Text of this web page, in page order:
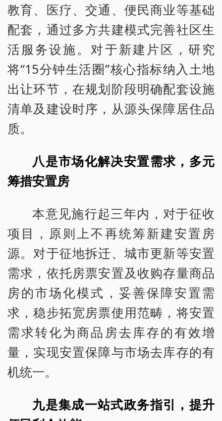
教育、医疗、交通、便民商业等基础
配套，通过多方共建模式完善社区生
活服务设施。对于新建片区，研究
将“15分钟生活圈”核心指标纳入土地
出让环节，在规划阶段明确配套设施
清单及建设时序，从源头保障居住品
质。
八是市场化解决安置需求，多元
筹措安置房
本意见施行起三年内，对于征收
项目，原则上不再统筹新建安置房
源。对于征地拆迁、城市更新等安置
需求，依托房票安置及收购存量商品
房的市场化模式，妥善保障安置需
求，稳步拓宽房票使用范畴，将安置
需求转化为商品房去库存的有效增
量，实现安置保障与市场去库存的有
机统一。
九是集成一站式政务指引，提升